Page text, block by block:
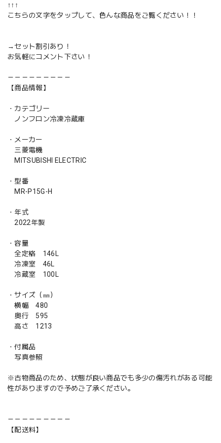
↑↑↑
こちらの文字をタップして、色んな商品をご覧ください！！
→セット割引あり！
お気軽にコメント下さい！
－－－－－－－－－
【商品情報】
・カテゴリー
ノンフロン冷凍冷蔵庫
・メーカー
三菱電機
MITSUBISHI ELECTRIC
・型番
MR-P15G-H
・年式
2022年製
・容量
全定格 146L
冷凍室 46L
冷蔵室 100L
・サイズ（㎜）
横幅 480
奥行 595
高さ 1213
・付属品
写真参照
※古物商品のため、状態が良い商品でも多少の傷汚れがある可能
性がありますので予めご了承ください。
－－－－－－－－－
【配送料】